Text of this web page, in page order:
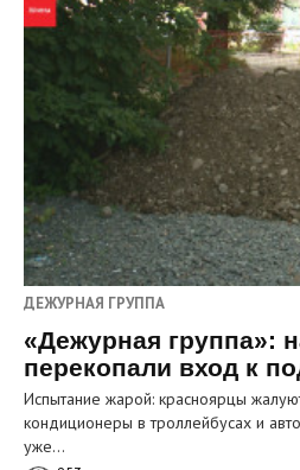
ДЕЖУРНАЯ ГРУППА
«Дежурная группа»:
перекопали вход к
Испытание жарой: красноярцы
кондиционеры в троллейбусах и
уже…